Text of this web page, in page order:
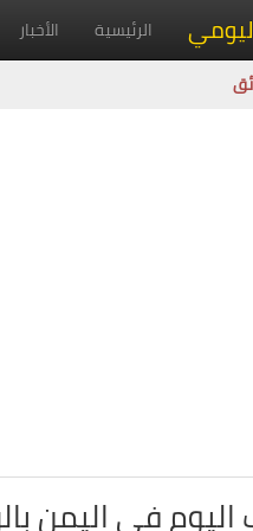
الرئيسية الأخبار
في اليمن